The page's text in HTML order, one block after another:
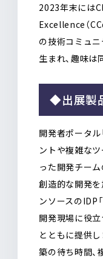
2023年末には
Excellence（
の技術コミュ
生まれ、趣味は
◆出展製
開発者ポータル
ントや複雑な
った開発チーム
創造的な開発
ンソースのIDP
開発現場に役
とともに提供
築の待ち時間、